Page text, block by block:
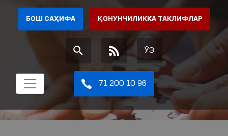
БОШ САҲИФА ҚОНУНЧИЛИККА ТАКЛИФЛАР
ЎЗ
71 200 10 96